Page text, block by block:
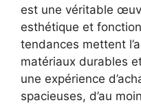
est une véritable
esthétique et
tendances mettent
matériaux durables
une expérience
spacieuses, d’au